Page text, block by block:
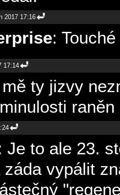
2017 17:16
:
17:14
ty jizvy
Je to ale 23.
záda vypálit